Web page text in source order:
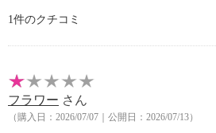
・ドライクリーニング：不可
・ウエットクリーニング：可
・洗濯機：可
・漂白処理：塩素系・酸素系漂白不
・タンブル乾燥：不可
1件のクチコミ
フラワー さん
（購入日：2026/07/07｜公開日：2026/07/13）